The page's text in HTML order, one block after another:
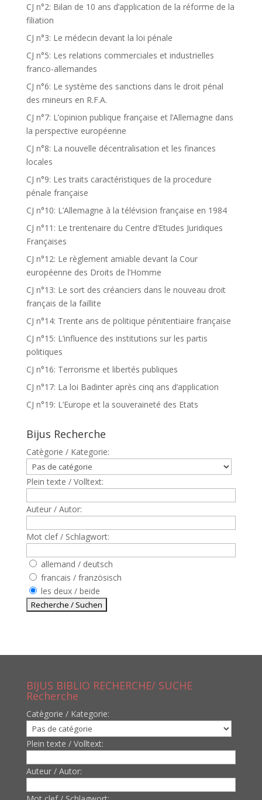
CJ n°2: Bilan de 10 ans d’application de la réforme de la
filiation
CJ n°3: Le médecin devant la loi pénale
CJ n°5: Les relations commerciales et industrielles
franco-allemandes
CJ n°6: Le système des sanctions dans le droit pénal
des mineurs en R.F.A.
CJ n°7: L’opinion publique française et l’Allemagne dans
la perspective européenne
CJ n°8: La nouvelle décentralisation et les finances
locales
CJ n°9: Les traits caractéristiques de la procedure
pénale française
CJ n°10: L’Allemagne à la télévision française en 1984
CJ n°11: Le trentenaire du Centre d’Etudes Juridiques
Françaises
CJ n°12: Le règlement amiable devant la Cour
européenne des Droits de l’Homme
CJ n°13: Le sort des créanciers dans le nouveau droit
français de la faillite
CJ n°14: Trente ans de politique pénitentiaire française
CJ n°15: L’influence des institutions sur les partis
politiques
CJ n°16: Terrorisme et libertés publiques
CJ n°17: La loi Badinter après cinq ans d’application
CJ n°19: L’Europe et la souveraineté des Etats
Bijus Recherche
Catègorie / Kategorie:
Plein texte / Volltext:
Auteur / Autor:
Mot clef / Schlagwort:
allemand / deutsch
francais / französisch
les deux / beide
BIJUS BIBLIO RECHERCHE/ SUCHE
Recherche
Catègorie / Kategorie:
Plein texte / Volltext:
Auteur / Autor: